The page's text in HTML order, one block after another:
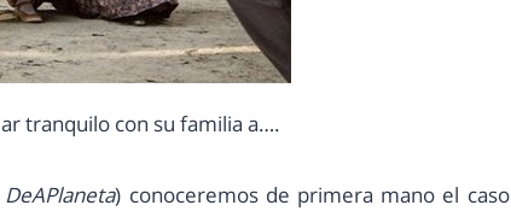
tranquilo con su familia a….
DeAPlaneta) conoceremos de primera mano el caso